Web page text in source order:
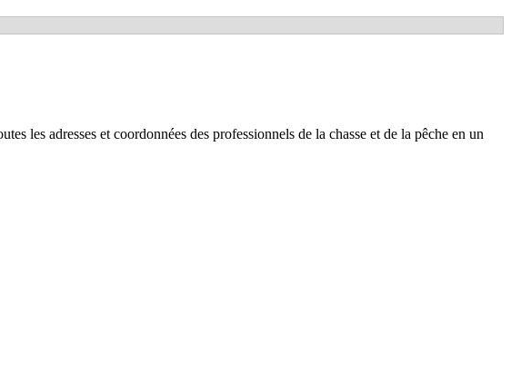
les adresses et coordonnées des professionnels de la chasse et de la pêche en un